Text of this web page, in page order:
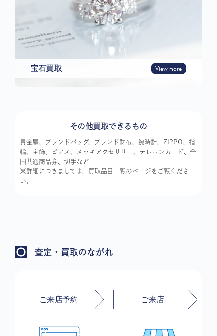
宝石買取 View more
その他買取できるもの
貴金属、ブランドバッグ、ブランド財布、腕時計、ZIPPO、指
輪、宝飾、ピアス、メッキアクセサリー、テレホンカード、全
国共通商品券、切手など
※詳細につきましては、買取品目一覧のページをご覧くださ
い。
査定・買取のながれ